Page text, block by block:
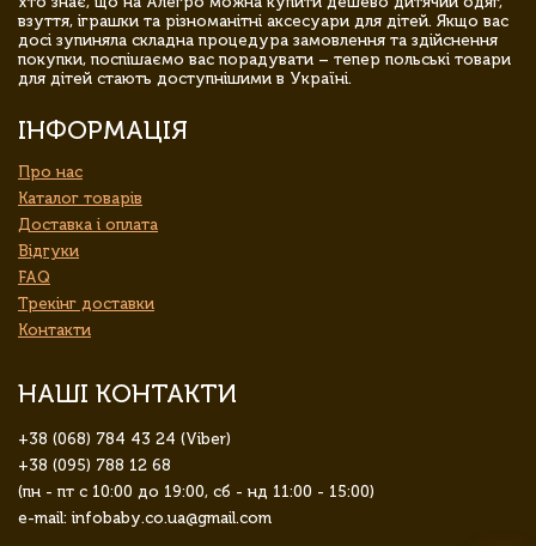
взуття, іграшки та різноманітні аксесуари для дітей. Якщо вас
досі зупиняла складна процедура замовлення та здійснення
покупки, поспішаємо вас порадувати – тепер польські товари
для дітей стають доступнішими в Україні.
ІНФОРМАЦІЯ
Про нас
Каталог товарів
Доставка і оплата
Відгуки
FAQ
Трекінг доставки
Контакти
НАШІ КОНТАКТИ
+38 (068) 784 43 24 (Viber)
+38 (095) 788 12 68
(пн - пт с 10:00 до 19:00, сб - нд 11:00 - 15:00)
e-mail: infobaby.co.ua@gmail.com